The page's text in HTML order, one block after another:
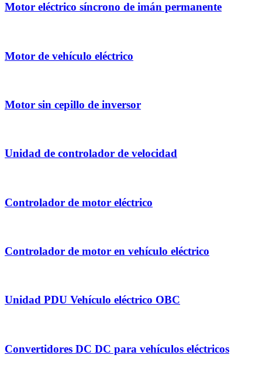
Motor eléctrico síncrono de imán permanente
Motor de vehículo eléctrico
Motor sin cepillo de inversor
Unidad de controlador de velocidad
Controlador de motor eléctrico
Controlador de motor en vehículo eléctrico
Unidad PDU Vehículo eléctrico OBC
Convertidores DC DC para vehículos eléctricos